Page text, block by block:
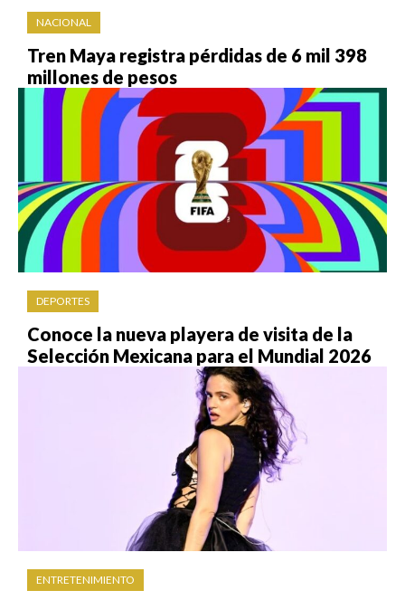
NACIONAL
Tren Maya registra pérdidas de 6 mil 398
millones de pesos
DEPORTES
Conoce la nueva playera de visita de la
Selección Mexicana para el Mundial 2026
ENTRETENIMIENTO